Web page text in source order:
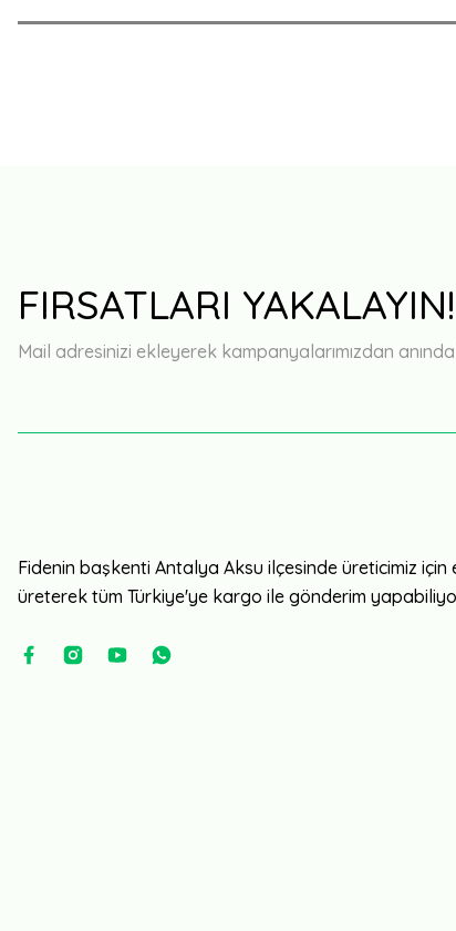
FIRSATLARI YAKALAYIN!
Mail adresinizi ekleyerek kampanyalarımızdan
Fidenin başkenti Antalya Aksu ilçesinde üreticimiz
üreterek tüm Türkiye'ye kargo ile gönderim